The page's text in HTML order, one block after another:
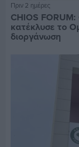
Πριν 2 ημέρες
CHIOS
κατέκλυσε το
διοργάνωση